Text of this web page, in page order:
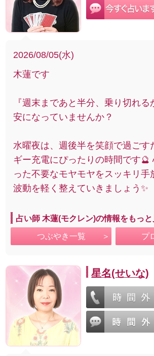
2026/08/05(水)
木蓮です
『週末まであと半分、乗り切れ
安になっていませんか？
水曜夜は、週後半を笑顔で過ごす
ギー充電にぴったりの時間です🔮
った不要なモヤモヤをスッキリ手
波動を軽く整えていきましょう✨
占い師 木蓮(モクレン)の情報をもっと
つぶやき一覧 プ
星名(せいな)